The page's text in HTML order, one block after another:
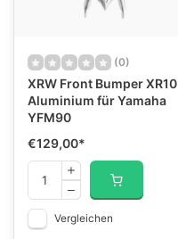
(0)
XRW Front Bumper XR10
Aluminium für Yamaha
YFM90
€129,00*
Vergleichen